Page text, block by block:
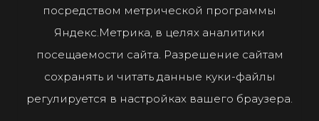
посредством метрической программы
Яндекс.Метрика, в целях аналитики
посещаемости сайта. Разрешение сайтам
сохранять и читать данные куки-файлы
регулируется в настройках вашего браузера.